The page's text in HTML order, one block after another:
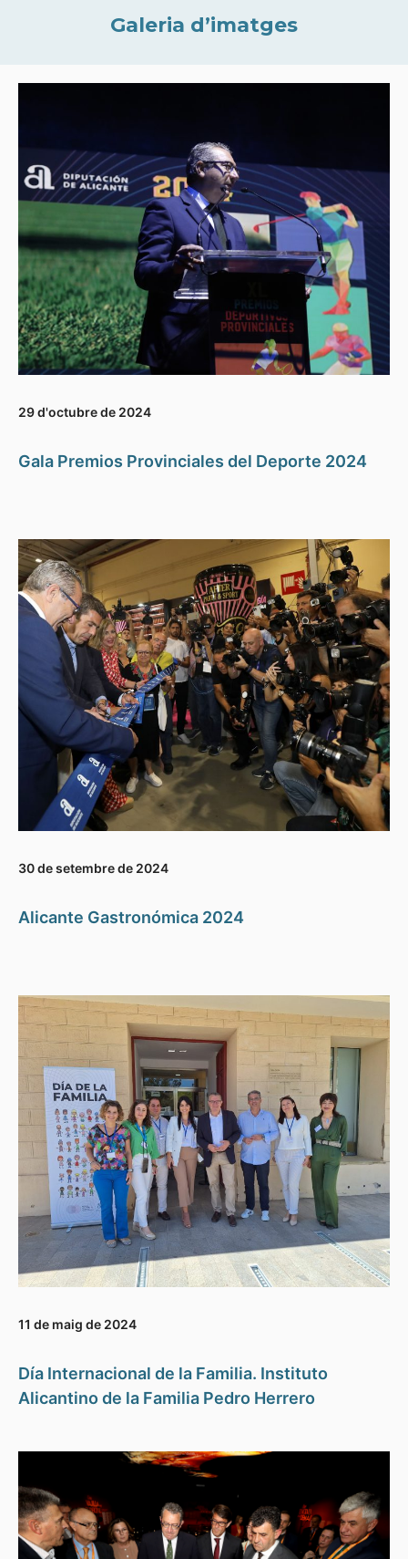
Galeria d’imatges
29 d'octubre de 2024
Gala Premios Provinciales del Deporte 2024
30 de setembre de 2024
Alicante Gastronómica 2024
11 de maig de 2024
Día Internacional de la Familia. Instituto
Alicantino de la Familia Pedro Herrero